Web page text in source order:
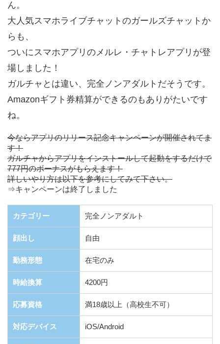
ん。
大人気スマホライブチャットのガールズチャットか
らも、
ついにスマホアプリのメルレ・チャトレアプリが登
場しました！
ガルチャとは違い、完全ノンアダルトだそうです。
Amazonギフト券精算ができるのもありがたいです
ね。
今ならアプリのリリース記念キャンペーンが開催されてま
す！
ガルチャからアプリをインストールして起動をするだけで
777円のボーナスがもらえます！
詳しいやり方は以下を参考にしてみて下さい。
⇒キャンペーンは終了しました
カテゴリー 完全ノンアダルト
顔出し 自由
勤務形態 在宅のみ
時給換算 4200円
応募資格 満18歳以上（高校生不可）
対応デバイス iOS/Android